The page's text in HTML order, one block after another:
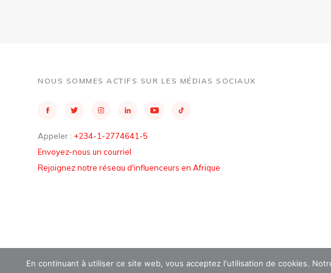
NOUS SOMMES ACTIFS SUR LES MÉDIAS SOCIAUX
Appeler : +234-1-2774641-5
Envoyez-nous un courriel
Rejoignez notre réseau d'influenceurs en Afrique
En continuant à utiliser ce site web, vous acceptez l'utilisation de cookies.